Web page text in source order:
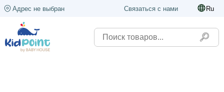
Адрес не выбран Связаться с нами Ru